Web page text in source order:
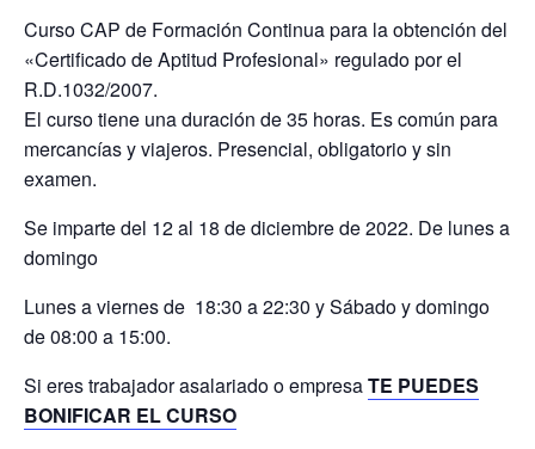
Curso CAP de Formación Continua para la obtención del
«Certificado de Aptitud Profesional» regulado por el
R.D.1032/2007.
El curso tiene una duración de 35 horas. Es común para
mercancías y viajeros. Presencial, obligatorio y sin
examen.
Se imparte del 12 al 18 de diciembre de 2022. De lunes a
domingo
Lunes a viernes de 18:30 a 22:30 y Sábado y domingo
de 08:00 a 15:00.
Si eres trabajador asalariado o empresaTE PUEDES
BONIFICAR EL CURSO